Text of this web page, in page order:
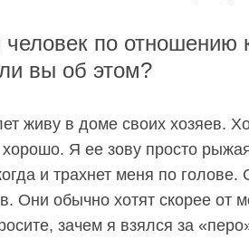
по отношению
вы об этом?
живу в доме своих хозяев.
хорошо. Я ее зову просто
и трахнет меня по
Они обычно хотят скорее от
зачем я взялся за